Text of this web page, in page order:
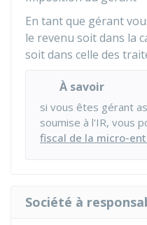
En tant que gérant
le revenu soit dans la
soit dans celle des
À savoir
si vous êtes gérant
soumise à l'IR, vous
fiscal de la micro-
Société à